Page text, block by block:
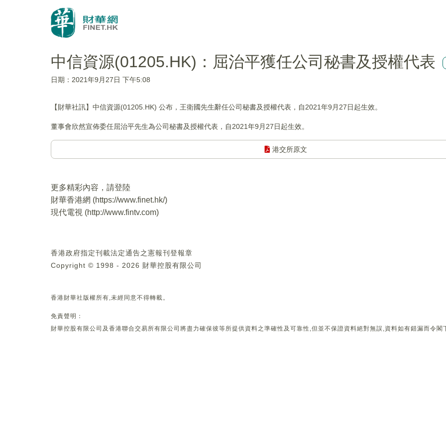
中信資源(01205.HK)：屈治平獲任公司秘書及授權代表
日期：2021年9月27日 下午5:08
【財華社訊】中信資源(01205.HK) 公布，王衛國先生辭任公司秘書及授權代表，自2021年9月27日起生效。
董事會欣然宣佈委任屈治平先生為公司秘書及授權代表，自2021年9月27日起生效。
港交所原文
更多精彩內容，請登陸
財華香港網 (https://www.finet.hk/)
現代電視 (http://www.fintv.com)
香港政府指定刊載法定通告之憲報刊登報章
Copyright © 1998 - 2026 財華控股有限公司
香港財華社版權所有,未經同意不得轉載。
免責聲明：
財華控股有限公司及香港聯合交易所有限公司將盡力確保彼等所提供資料之準確性及可靠性,但並不保證資料絕對無誤,資料如有錯漏而令